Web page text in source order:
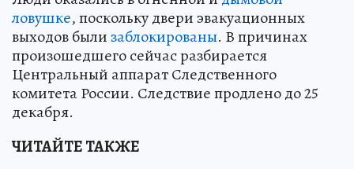
ловушке, поскольку двери эвакуационных
выходов были заблокированы. В причинах
произошедшего сейчас разбирается
Центральный аппарат Следственного
комитета России. Следствие продлено до 25
декабря.
ЧИТАЙТЕ ТАКЖЕ